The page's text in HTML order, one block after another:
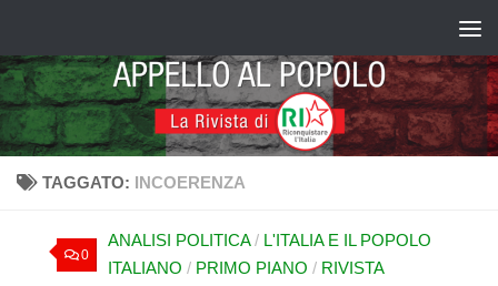
TAGGATO: INCOERENZA
0
ANALISI POLITICA/ L'ITALIA E IL POPOLO
ITALIANO / PRIMO PIANO / RIVISTA